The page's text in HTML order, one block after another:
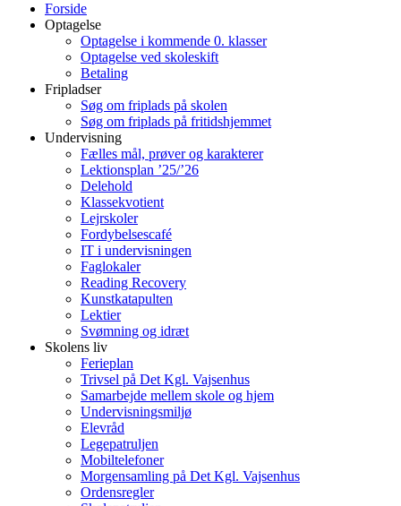
Forside
Optagelse
Optagelse i kommende 0. klasser
Optagelse ved skoleskift
Betaling
Fripladser
Søg om friplads på skolen
Søg om friplads på fritidshjemmet
Undervisning
Fælles mål, prøver og karakterer
Lektionsplan ’25/’26
Delehold
Klassekvotient
Lejrskoler
Fordybelsescafé
IT i undervisningen
Faglokaler
Reading Recovery
Kunstkatapulten
Lektier
Svømning og idræt
Skolens liv
Ferieplan
Trivsel på Det Kgl. Vajsenhus
Samarbejde mellem skole og hjem
Undervisningsmiljø
Elevråd
Legepatruljen
Mobiltelefoner
Morgensamling på Det Kgl. Vajsenhus
Ordensregler